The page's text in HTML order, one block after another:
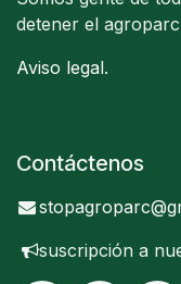
detener el
Aviso legal.
Contáctenos
suscripción a